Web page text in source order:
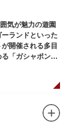
気が魅力の遊園
ランドといった
開催される多目
「ガシャポンの
しめる浅草の
明治時代に入ると
判に。全国有数の